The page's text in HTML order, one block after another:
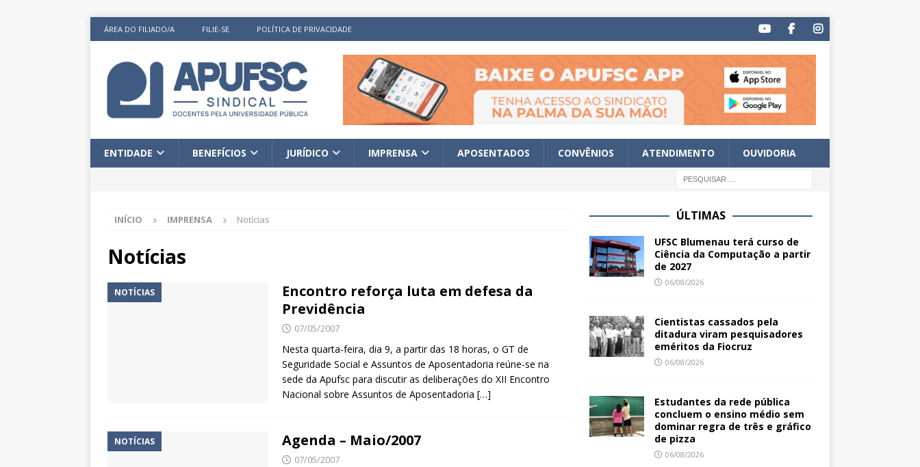
ÁREA DO FILIADO/A FILIE-SE POLÍTICA DE PRIVACIDADE
ENTIDADE BENEFÍCIOS JURÍDICO IMPRENSA APOSENTADOS CONVÊNIOS ATENDIMENTO OUVIDORIA
INÍCIO IMPRENSA Notícias
Notícias
NOTÍCIAS
Encontro reforça luta em defesa da
Previdência
07/05/2007
Nesta quarta-feira, dia 9, a partir das 18 horas, o GT de
Seguridade Social e Assuntos de Aposentadoria reúne-se na
sede da Apufsc para discutir as deliberações do XII Encontro
Nacional sobre Assuntos de Aposentadoria […]
NOTÍCIAS Agenda – Maio/2007
07/05/2007
ÚLTIMAS
UFSC Blumenau terá curso de
Ciência da Computação a partir
de 2027
06/08/2026
Cientistas cassados pela
ditadura viram pesquisadores
eméritos da Fiocruz
06/08/2026
Estudantes da rede pública
concluem o ensino médio sem
dominar regra de três e gráfico
de pizza
06/08/2026